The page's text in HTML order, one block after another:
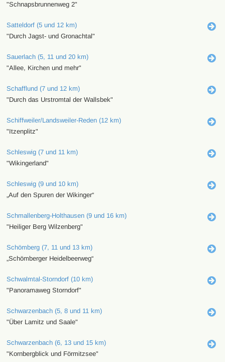
"Schnapsbrunnenweg 2"
Satteldorf (5 und 12 km)
"Durch Jagst- und Gronachtal"
Sauerlach (5, 11 und 20 km)
"Allee, Kirchen und mehr"
Schafflund (7 und 12 km)
"Durch das Urstromtal der Wallsbek"
Schiffweiler/Landsweiler-Reden (12 km)
"Itzenplitz"
Schleswig (7 und 11 km)
"Wikingerland"
Schleswig (9 und 10 km)
„Auf den Spuren der Wikinger“
Schmallenberg-Holthausen (9 und 16 km)
"Heiliger Berg Wilzenberg"
Schömberg (7, 11 und 13 km)
„Schömberger Heidelbeerweg“
Schwalmtal-Storndorf (10 km)
"Panoramaweg Storndorf"
Schwarzenbach (5, 8 und 11 km)
"Über Lamitz und Saale"
Schwarzenbach (6, 13 und 15 km)
"Kornbergblick und Förmitzsee"